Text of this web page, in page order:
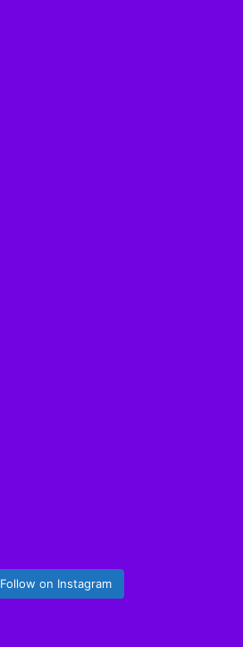
Follow on Instagram